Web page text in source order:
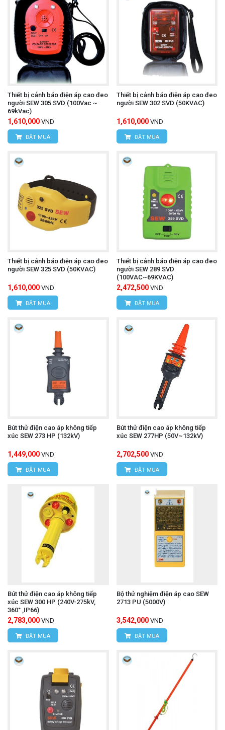
Thiết bị cảnh báo điện áp cao đeo
người SEW 305 SVD (100Vac ~
69kVac)
1,610,000 VND
ĐẶT MUA
Thiết bị cảnh báo điện áp cao đeo
người SEW 302 SVD (50KVAC)
1,610,000 VND
ĐẶT MUA
Thiết bị cảnh báo điện áp cao đeo
người SEW 325 SVD (50KVAC)
1,610,000 VND
ĐẶT MUA
Thiết bị cảnh báo điện áp cao đeo
người SEW 289 SVD
(100VAC~69KVAC)
2,472,500 VND
ĐẶT MUA
Bút thử điện cao áp không tiếp
xúc SEW 273 HP (132kV)
1,449,000 VND
ĐẶT MUA
Bút thử điện cao áp không tiếp
xúc SEW 277HP (50V~132kV)
2,702,500 VND
ĐẶT MUA
Bút thử điện cao áp không tiếp
xúc SEW 300 HP (240V-275kV,
360° ,IP66)
2,783,000 VND
ĐẶT MUA
Bộ thử nghiệm điện áp cao SEW
2713 PU (5000V)
3,542,000 VND
ĐẶT MUA